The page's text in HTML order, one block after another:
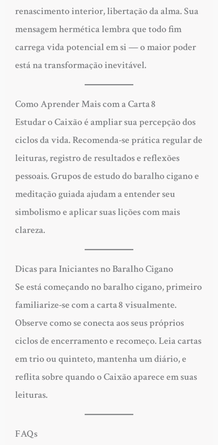
renascimento interior, libertação da alma. Sua
mensagem hermética lembra que todo fim
carrega vida potencial em si — o maior poder
está na transformação inevitável.
Como Aprender Mais com a Carta8
Estudar o Caixão é ampliar sua percepção dos
ciclos da vida. Recomenda-se prática regular de
leituras, registro de resultados e reflexões
pessoais. Grupos de estudo do baralho cigano e
meditação guiada ajudam a entender seu
simbolismo e aplicar suas lições com mais
clareza.
Dicas para Iniciantes no Baralho Cigano
Se está começando no baralho cigano, primeiro
familiarize-se com a carta 8 visualmente.
Observe como se conecta aos seus próprios
ciclos de encerramento e recomeço. Leia cartas
em trio ou quinteto, mantenha um diário, e
reflita sobre quando o Caixão aparece em suas
leituras.
FAQs